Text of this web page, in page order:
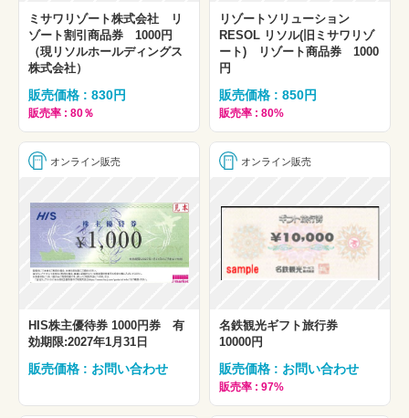
ミサワリゾート株式会社 リ
ゾート割引商品券 1000円
（現リソルホールディングス
株式会社）
販売価格 : 830円
販売率 : 80％
リゾートソリューション
RESOL リソル(旧ミサワリゾ
ート) リゾート商品券 1000
円
販売価格 : 850円
販売率 : 80%
オンライン販売
HIS株主優待券 1000円券 有
効期限:2027年1月31日
販売価格 : お問い合わせ
オンライン販売
名鉄観光ギフト旅行券
10000円
販売価格 : お問い合わせ
販売率 : 97%